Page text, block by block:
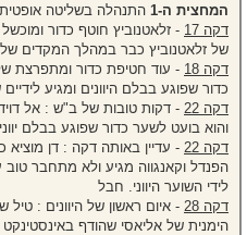
המחצית ה-1 התנהלה בשליטה
דקה 17
- זלאטנוביץ חוטף כדור
של זלאטנוביץ כבר במהלך המקדים
דקה 18
- עוד חטיפת כדור ומתפרצת
כדור שפוגע בבלם היוונים ומגיע
דקה 22
- דקות טובות של ב"ש : אל
והוא בועט לשער כדור שפוגע בבלם יווני
דקה 22
- עדיין באותה דקה : דן מוציא
הפנדל וקאנגווה מגיע ולא מתחבר
לידי השוער היווני. חבל
דקה 28
הימנית של אליאסי שהודף באינסטינקט